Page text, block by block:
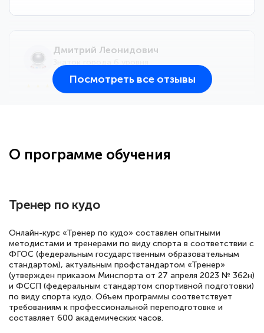
Дмитрий Леонидович
большое количество методических
Елена Кравченко
Знаток города 5 уровня
18 марта 2026
Выражаю благодарность за курс
повышения квалификации "Эксперт ЕГЭ по
Посмотреть все отзывы
О программе обучения
Тренер по кудо
Онлайн-курс «Тренер по кудо» составлен опытными
методистами и тренерами по виду спорта в соответствии с
ФГОС (федеральным государственным образовательным
стандартом), актуальным профстандартом «Тренер»
(утвержден приказом Минспорта от 27 апреля 2023 № 362н)
и ФССП (федеральным стандартом спортивной подготовки)
по виду спорта кудо. Объем программы соответствует
требованиям к профессиональной переподготовке и
составляет 600 академических часов.